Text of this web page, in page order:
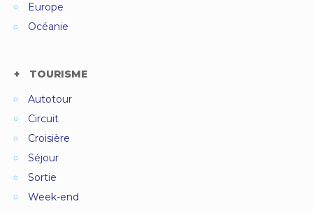
Europe
Océanie
TOURISME
Autotour
Circuit
Croisière
Séjour
Sortie
Week-end